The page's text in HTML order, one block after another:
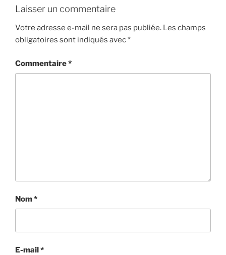
Laisser un commentaire
Votre adresse e-mail ne sera pas publiée. Les champs
obligatoires sont indiqués avec*
Commentaire*
Nom*
E-mail*